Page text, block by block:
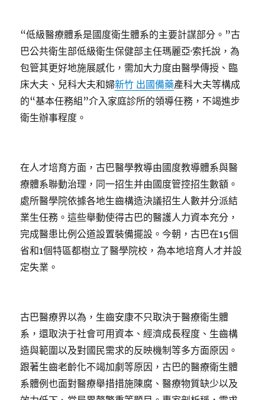
“低級醫療體系是國度衛生體系的主要計謀部分。”古
巴公共衛生部低級衛生保健部主任瑪麗亞·索托說，為
包管其更好地施展感化，需加大力度由醫學傳授、臨
床大夫、兒科大夫和婦新竹 出國備藥產科大夫等構成
的“基本任務組”介入家庭診所的領導任務，不竭進步
衛生辦事程度。
在人才培育方面，古巴醫學教導由國度教導體系與醫
療體系聯動治理，同一招生并由國度管控招生數額。
處所醫學院依據各地生齒構造決議招生人數并分派結
業生任務。這些舉動使得古巴的醫護人力資本充分，
完成醫患比例公道設置裝備擺設。今朝，古巴在15個
省和1個特區都樹立了醫學院校，為本地培育人才并設
定失業。
古巴醫療界以為，生齒安康不只取決于醫療衛生體
系，還取決于社會可用資本、經濟成長程度、生齒構
造與範圍以及對國民需求的反映機制等多方面原因。
跟著生齒老齡化不竭加劇等原因，古巴的醫療衛生體
系體例也面對醫療舉措措施陳腐、醫療物質缺少以及